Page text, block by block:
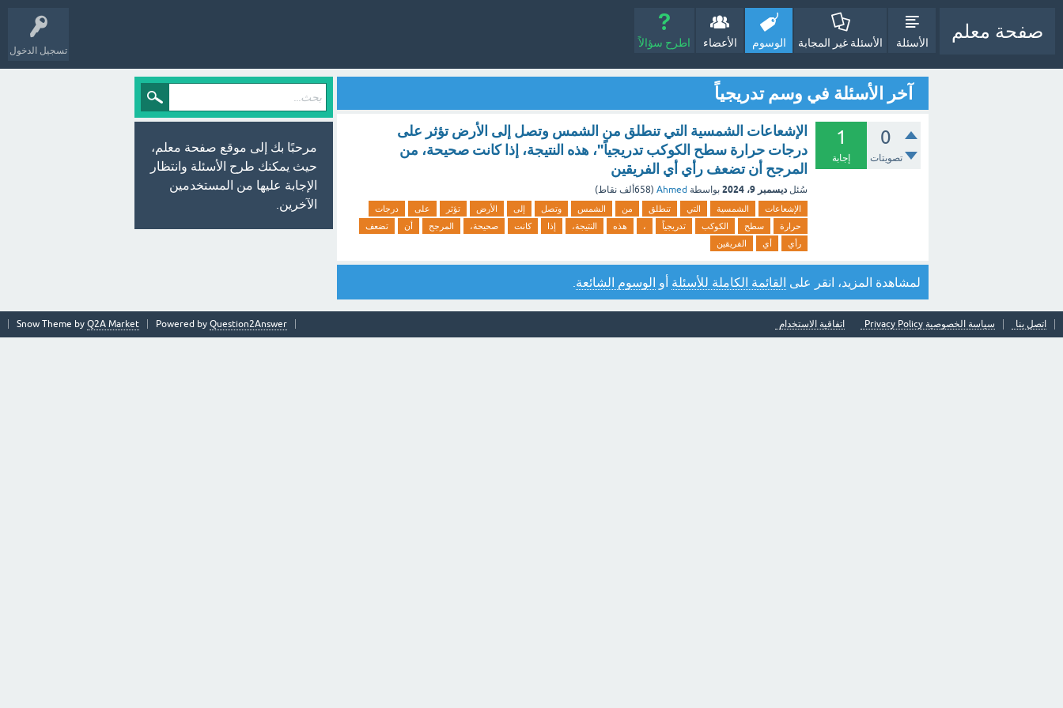
تسجيل الدخول
صفحة معلم
الأسئلة الأسئلة غير المجابة الوسوم الأعضاء اطرح سؤالاً
آخر الأسئلة في وسم تدريجياً
0
تصويتات
1
إجابة
الإشعاعات الشمسية التي تنطلق من الشمس وتصل إلى الأرض تؤثر على
درجات حرارة سطح الكوكب تدريجياً"، هذه النتيجة، إذا كانت صحيحة، من
المرجح أن تضعف رأي أي الفريقين
سُئل ديسمبر 9، 2024 بواسطة Ahmed
(658ألف نقاط)
الإشعاعات الشمسية التي تنطلق من الشمس وتصل إلى الأرض تؤثر على
درجات
حرارة
سطح الكوكب تدريجياً ، هذه النتيجة، إذا كانت صحيحة، المرجح أن
تضعف
رأي
أي الفريقين
لمشاهدة المزيد، انقر على القائمة الكاملة للأسئلة أو الوسوم الشائعة
مرحبًا بك إلى موقع صفحة معلم،
حيث يمكنك طرح الأسئلة وانتظار
الإجابة عليها من المستخدمين
الآخرين.
اتصل بنا سياسة الخصوصية Privacy Policy اتفاقية الاستخدام Snow Theme by Q2A Market Powered by Question2Answer